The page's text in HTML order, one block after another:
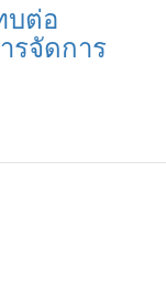
บต่อ
รจัดการ